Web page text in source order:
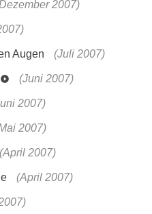
2007)
Augen (Juli 2007)
(Juni 2007)
2007)
2007)
(April 2007)
(April 2007)